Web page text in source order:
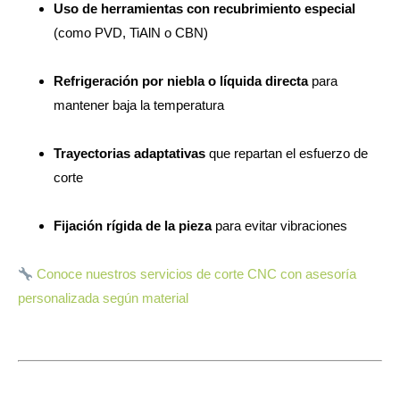
Uso de herramientas con recubrimiento especial
(como PVD, TiAlN o CBN)
Refrigeración por niebla o líquida directapara
mantener baja la temperatura
Trayectorias adaptativas que repartan el esfuerzo de
corte
Fijación rígida de la piezapara evitar vibraciones
Conoce nuestros servicios de corte CNC con asesoría
personalizada según material